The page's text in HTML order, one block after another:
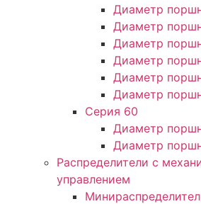
Диаметр
Диаметр
Диаметр
Диаметр
Диаметр
Диаметр
Серия 60
Диаметр
Диаметр
Распределители с
управлением